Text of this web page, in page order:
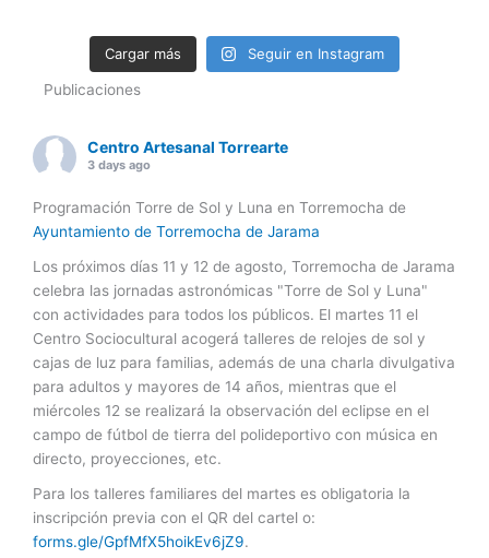
Cargar más Seguir en Instagram
Publicaciones
Centro Artesanal Torrearte
3 days ago
Programación Torre de Sol y Luna en Torremocha de
Ayuntamiento de Torremocha de Jarama
Los próximos días 11 y 12 de agosto, Torremocha de Jarama
celebra las jornadas astronómicas "Torre de Sol y Luna"
con actividades para todos los públicos. El martes 11 el
Centro Sociocultural acogerá talleres de relojes de sol y
cajas de luz para familias, además de una charla divulgativa
para adultos y mayores de 14 años, mientras que el
miércoles 12 se realizará la observación del eclipse en el
campo de fútbol de tierra del polideportivo con música en
directo, proyecciones, etc.
Para los talleres familiares del martes es obligatoria la
inscripción previa con el QR del cartel o:
forms.gle/GpfMfX5hoikEv6jZ9.